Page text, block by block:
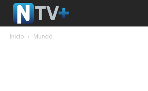
Inicio Mundo